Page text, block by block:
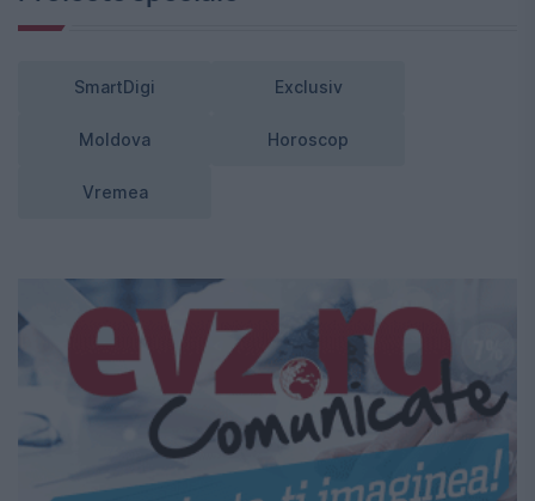
SmartDigi Exclusiv
Moldova Horoscop
Vremea